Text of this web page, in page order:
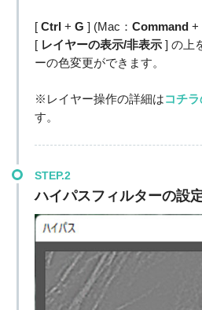
[ Ctrl + G ] (Mac： Command +
[ レイヤーの表示/非表示] の上
ーの色変更ができます。
※レイヤー操作の詳細はコチ
す。
STEP.2
ハイパスフィルターの設